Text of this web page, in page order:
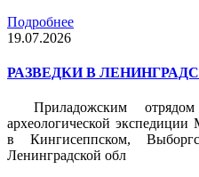
Подробнее
19.07.2026
РАЗВЕДКИ В
Приладожским
археологической
в Кингисеппском,
Ленинградской обл